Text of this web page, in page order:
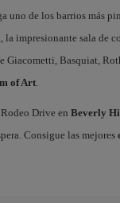
de los barrios más
, la impresionante sala de
Giacometti, Basquiat,
of Art.
Drive en Beverly
Consigue las mejores